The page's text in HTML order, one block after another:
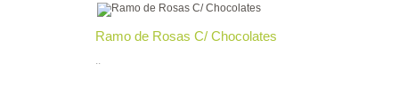
Ramo de Rosas C/ Chocolates
..